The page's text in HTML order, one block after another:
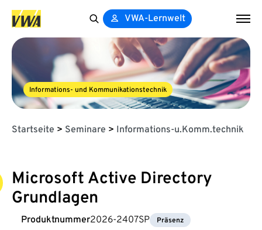
VWA-Lernwelt
Informations- und Kommunikationstechnik
Startseite > Seminare > Informations-u.Komm.technik
Microsoft Active Directory
Grundlagen
Produktnummer2026-2407SP Präsenz